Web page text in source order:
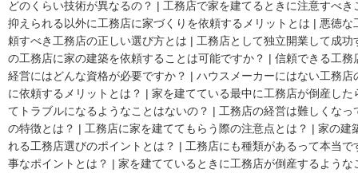
どのくらい技術が異なるの？ | 工務店で家を建てるときに注意すべき
抑えられる以外に工務店に家づくりを依頼するメリットとは | 悪徳な
頼すべき工務店の正しい選び方とは | 工務店として独立開業して成
の工務店に家の建築を依頼することは可能ですか？ | 信頼できる工務
経営にはどんな資格が必要ですか？ | ハウスメーカーにはない工務店
に依頼するメリットとは？ | 家を建てている最中に工務店が倒産した
てトラブルになるようなことはないの？ | 工務店の経営は難しくな
の特徴とは？ | 工務店に家を建ててもらう際の注意点とは？ | 家の建
れる工務店選びのポイントとは？ | 工務店にも種類があるって本当で
事なポイントとは？ | 家を建てているときに工務店が倒産するような